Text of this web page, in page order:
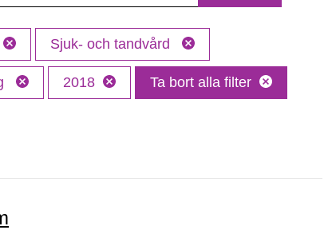
Sjuk- och tandvård
2018 Ta bort alla filter